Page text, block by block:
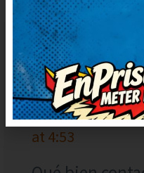
NURIA
18 diciembre,
at 4:53